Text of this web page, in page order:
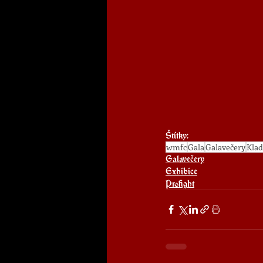
Štítky:
wmfcGalaGalavečery
Galavečery
Exhibice
Profight